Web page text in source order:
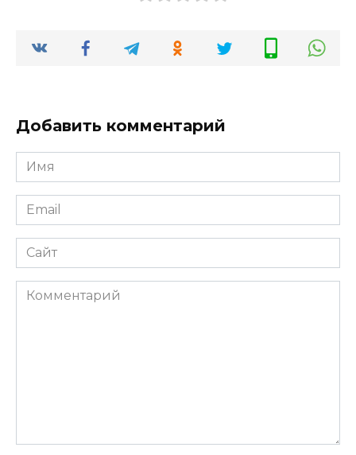
Добавить комментарий
Имя
Email
Сайт
Комментарий